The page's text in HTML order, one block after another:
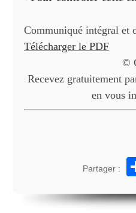
Communiqué intégral et
Télécharger le PDF
©
Recevez gratuitement
en vous
Partager :